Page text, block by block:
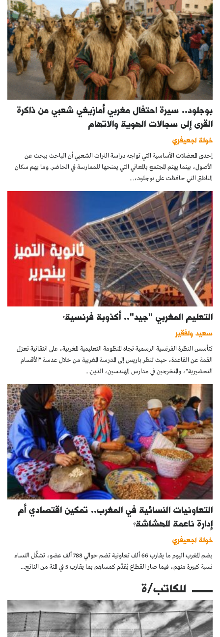
بوجلود.. سيرة احتفال مغربي أمازيغي شعبي من ذاكرة
القرى إلى سجالات الهوية والاتهام
خولة اجعيفري
إحدى المعضلات الأساسية التي تواجه دراسة التراث الشعبي أن الباحث يبحث عن
الأصول، بينما يهتم المجتمع بالمعاني التي يمنحها للممارسة في الحاضر. وما يهم سكان
المناطق التي حافظت على بوجلود،...
التعليم المغربي "جيد".. أكذوبة فرنسية؟
سعيد ولفقير
تتأسس النظرة الفرنسية الرسمية تجاه المنظومة التعليمية المغربية، على انتقائية تعزل
القمة عن القاعدة، حيث تنظر باريس إلى المدرسة المغربية من خلال عدسة "الأقسام
التحضيرية"، والمتخرجين في مدارس المهندسين، الذين...
التعاونيات النسائية في المغرب.. تمكين اقتصادي أم
إدارة ناعمة للهشاشة؟
خولة اجعيفري
يضم المغرب اليوم ما يقارب 66 ألف تعاونية تضم حوالي 788 ألف عضو، تشكِّل النساء
نسبة كبيرة منهم، فيما صار القطاع يُقدَّم كمساهِم بما يقارب 5 في المئة من الناتج...
للكاتب/ة